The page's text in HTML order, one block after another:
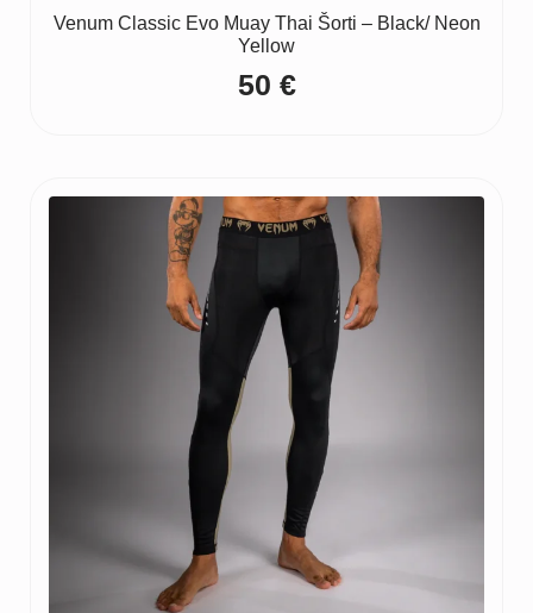
Venum Classic Evo Muay Thai Šorti – Black/ Neon
Yellow
50 €